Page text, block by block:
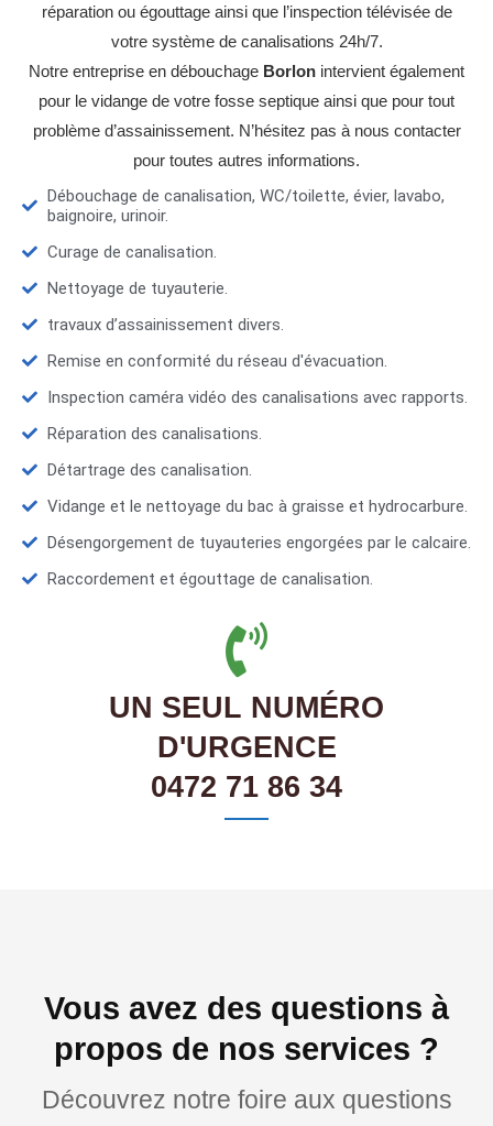
réparation ou égouttage ainsi que l’inspection télévisée de
votre système de canalisations 24h/7.
Notre entreprise en débouchage Borlon intervient également
pour le vidange de votre fosse septique ainsi que pour tout
problème d’assainissement. N’hésitez pas à nous contacter
pour toutes autres informations.
Débouchage de canalisation, WC/toilette, évier, lavabo,
baignoire, urinoir.
Curage de canalisation.
Nettoyage de tuyauterie.
travaux d’assainissement divers.
Remise en conformité du réseau d'évacuation.
Inspection caméra vidéo des canalisations avec rapports.
Réparation des canalisations.
Détartrage des canalisation.
Vidange et le nettoyage du bac à graisse et hydrocarbure.
Désengorgement de tuyauteries engorgées par le calcaire.
Raccordement et égouttage de canalisation.
UN SEUL NUMÉRO
D'URGENCE
0472 71 86 34
Vous avez des questions à
propos de nos services ?
Découvrez notre foire aux questions